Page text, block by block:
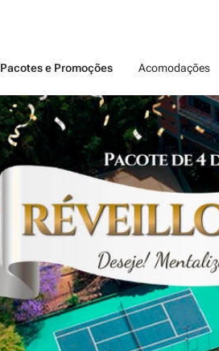
Pacotes e Promoções Acomodações